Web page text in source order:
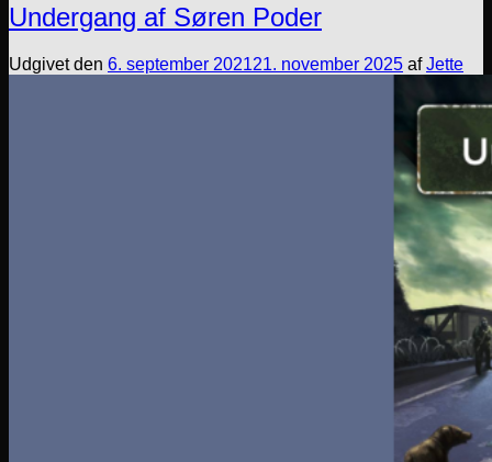
Undergang af Søren Poder
Udgivet den 6. september 202121. november 2025 afJette